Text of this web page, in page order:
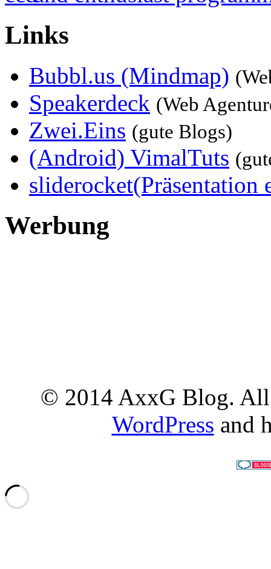
Links
Bubbl.us (Mindmap)
Speakerdeck (Web
Zwei.Eins (gute Blogs)
(Android) VimalTuts
sliderocket(Präsentation
Werbung
© 2014 AxxG Blog. All
WordPress and